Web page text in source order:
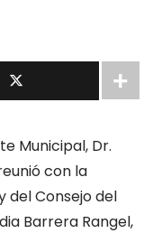
Municipal, Dr.
con la
del Consejo del
Barrera Rangel,